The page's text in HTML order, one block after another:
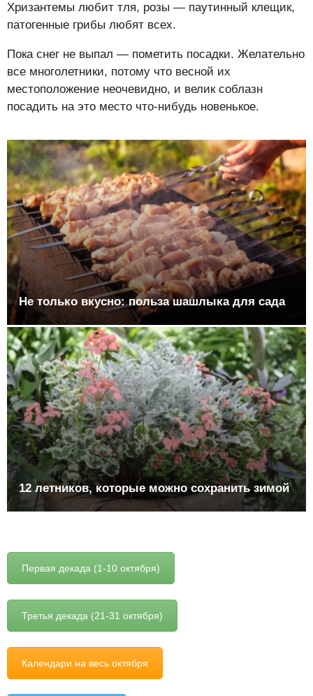
Хризантемы любит тля, розы — паутинный клещик,
патогенные грибы любят всех.
Пока снег не выпал — пометить посадки. Желательно
все многолетники, потому что весной их
местоположение неочевидно, и велик соблазн
посадить на это место что-нибудь новенькое.
Не только вкусно: польза шашлыка для сада
12 летников, которые можно сохранить зимой
Первая декада (1-10 октября)
Третья декада (21-31 октября)
Календари на весь октября